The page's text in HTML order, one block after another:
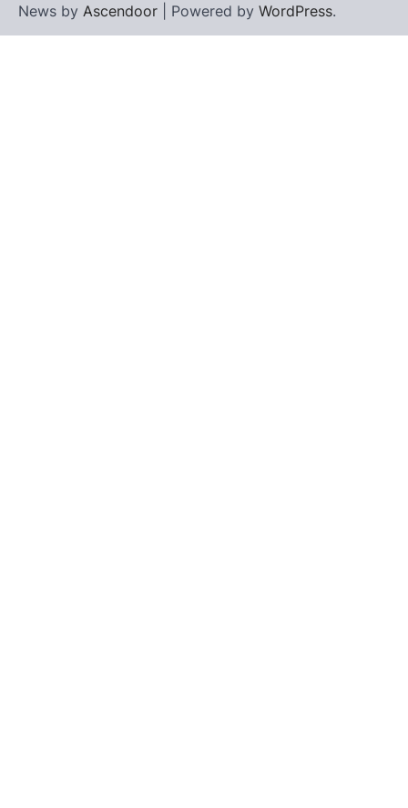
News by Ascendoor | Powered by WordPress.